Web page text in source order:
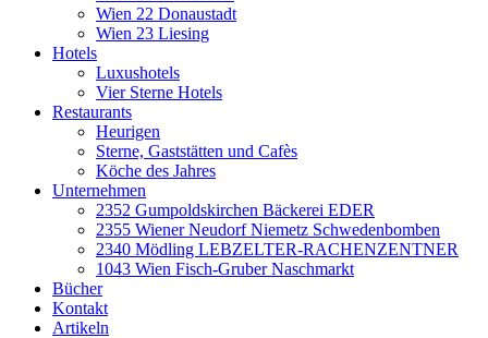
Wien 22 Donaustadt
Wien 23 Liesing
Hotels
Luxushotels
Vier Sterne Hotels
Restaurants
Heurigen
Sterne, Gaststätten und Cafès
Köche des Jahres
Unternehmen
2352 Gumpoldskirchen Bäckerei EDER
2355 Wiener Neudorf Niemetz Schwedenbomben
2340 Mödling LEBZELTER-RACHENZENTNER
1043 Wien Fisch-Gruber Naschmarkt
Bücher
Kontakt
Artikeln